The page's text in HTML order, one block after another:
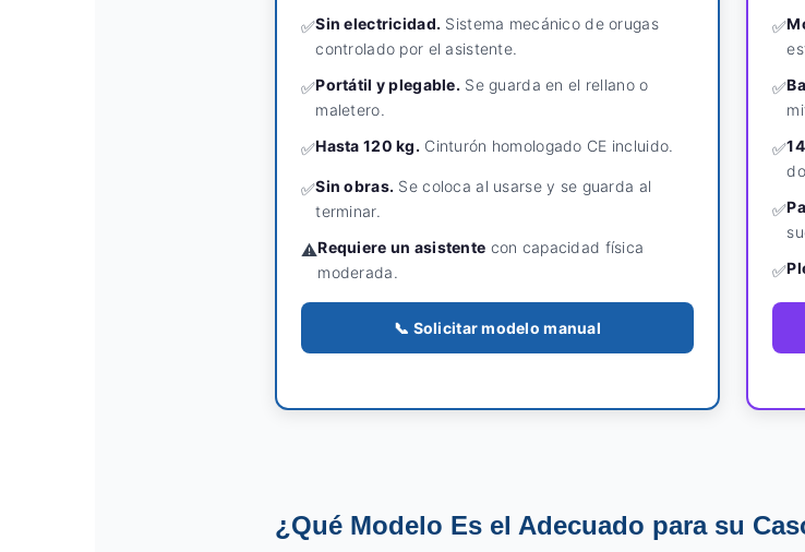
✅Sin electricidad. Sistema mecánico de orugas
controlado por el asistente.
✅Portátil y plegable. Se guarda en el rellano o
maletero.
✅Hasta 120 kg. Cinturón homologado CE incluido.
✅Sin obras. Se coloca al usarse y se guarda al
terminar.
⚠️Requiere un asistente con capacidad física
moderada.
📞 Solicitar modelo manual
✅
✅
✅
✅
✅
¿Qué Modelo Es el Adecuado para su